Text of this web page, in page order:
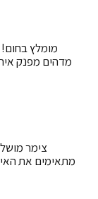
מומלץ
מדהים מפנק
צימר
מתאימים את